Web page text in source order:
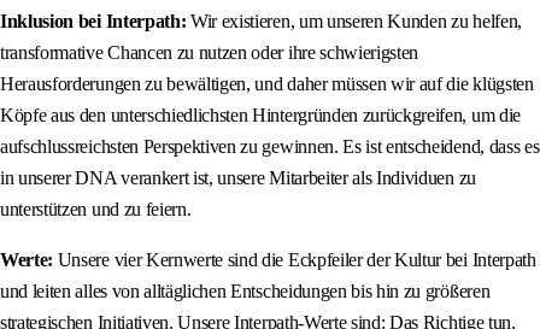
Inklusion bei Interpath: Wir existieren, um unseren Kunden zu helfen,
transformative Chancen zu nutzen oder ihre schwierigsten
Herausforderungen zu bewältigen, und daher müssen wir auf die klügsten
Köpfe aus den unterschiedlichsten Hintergründen zurückgreifen, um die
aufschlussreichsten Perspektiven zu gewinnen. Es ist entscheidend, dass es
in unserer DNA verankert ist, unsere Mitarbeiter als Individuen zu
unterstützen und zu feiern.
Werte: Unsere vier Kernwerte sind die Eckpfeiler der Kultur bei Interpath
und leiten alles von alltäglichen Entscheidungen bis hin zu größeren
strategischen Initiativen. Unsere Interpath-Werte sind: Das Richtige tun,